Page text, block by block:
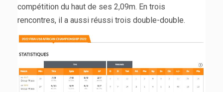
compétition du haut de ses 2,09m. En trois
rencontres, il a aussi réussi trois double-double.